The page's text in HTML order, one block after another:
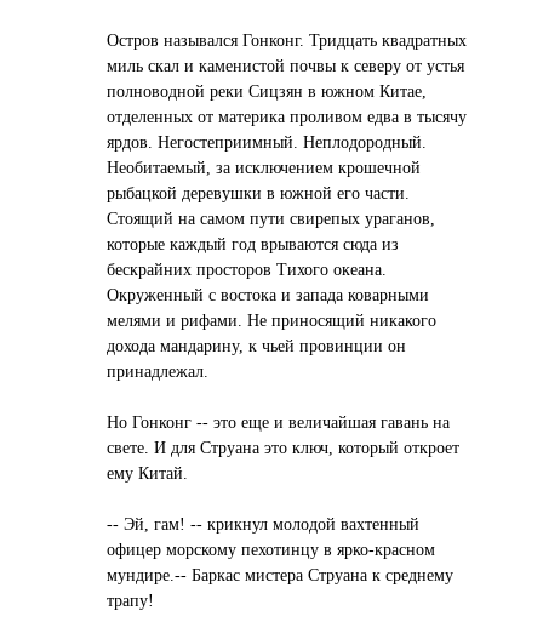
Остров назывался Гонконг. Тридцать квадратных
миль скал и каменистой почвы к северу от устья
полноводной реки Сицзян в южном Китае,
отделенных от материка проливом едва в тысячу
ярдов. Негостеприимный. Неплодородный.
Необитаемый, за исключением крошечной
рыбацкой деревушки в южной его части.
Стоящий на самом пути свирепых ураганов,
которые каждый год врываются сюда из
бескрайних просторов Тихого океана.
Окруженный с востока и запада коварными
мелями и рифами. Не приносящий никакого
дохода мандарину, к чьей провинции он
принадлежал.
Но Гонконг -- это еще и величайшая гавань на
свете. И для Струана это ключ, который откроет
ему Китай.
-- Эй, гам! -- крикнул молодой вахтенный
офицер морскому пехотинцу в ярко-красном
мундире.-- Баркас мистера Струана к среднему
трапу!